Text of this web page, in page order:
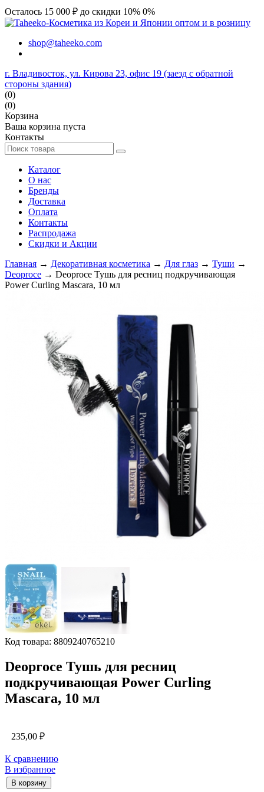
Осталось 15 000 ₽ до скидки 10% 0%
shop@taheeko.com
г. Владивосток, ул. Кирова 23, офис 19 (заезд с обратной
стороны здания)
(0)
(0)
Корзина
Ваша корзина пуста
Контакты
Каталог
О нас
Бренды
Доставка
Оплата
Контакты
Распродажа
Скидки и Акции
Главная → Декоративная косметика → Для глаз → Туши →
Deoproce → Deoproce Тушь для ресниц подкручивающая
Power Curling Mascara, 10 мл
Код товара: 8809240765210
Deoproce Тушь для ресниц
подкручивающая Power Curling
Mascara, 10 мл
235,00 ₽
К сравнению
В избранное
В корзину